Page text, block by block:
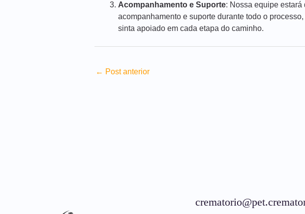
Acompanhamento e Suporte: Nossa equipe
acompanhamento e suporte durante todo o
sinta apoiado em cada etapa do caminho.
← Post anterior